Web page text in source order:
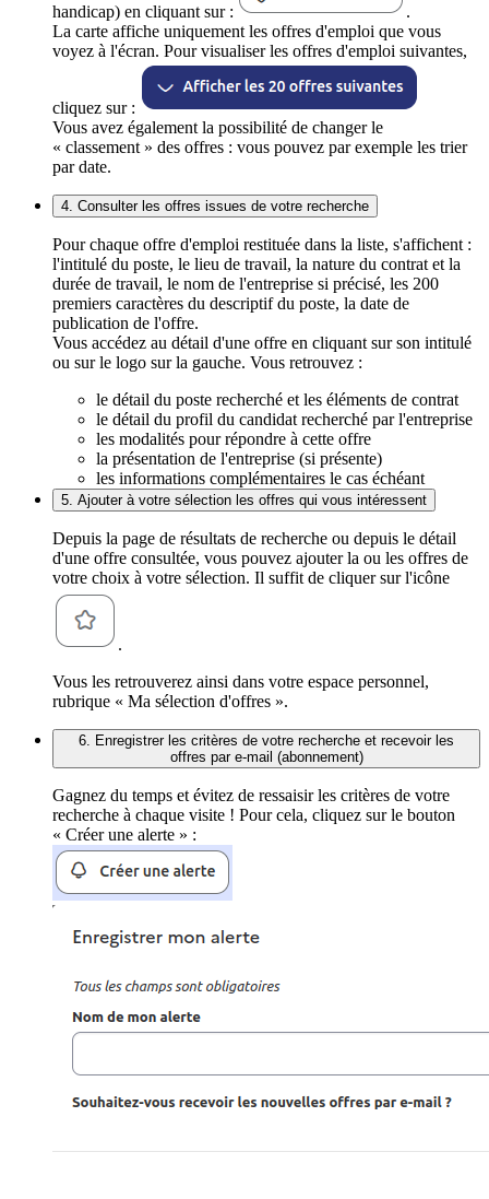
handicap) en cliquant sur :
.
La carte affiche uniquement les offres d'emploi que vous
voyez à l'écran. Pour visualiser les offres d'emploi suivantes,
cliquez sur :
Vous avez également la possibilité de changer le
« classement » des offres : vous pouvez par exemple les trier
par date.
4. Consulter les offres issues de votre recherche
Pour chaque offre d'emploi restituée dans la liste, s'affichent :
l'intitulé du poste, le lieu de travail, la nature du contrat et la
durée de travail, le nom de l'entreprise si précisé, les 200
premiers caractères du descriptif du poste, la date de
publication de l'offre.
Vous accédez au détail d'une offre en cliquant sur son intitulé
ou sur le logo sur la gauche. Vous retrouvez :
le détail du poste recherché et les éléments de contrat
le détail du profil du candidat recherché par l'entreprise
les modalités pour répondre à cette offre
la présentation de l'entreprise (si présente)
les informations complémentaires le cas échéant
5. Ajouter à votre sélection les offres qui vous intéressent
Depuis la page de résultats de recherche ou depuis le détail
d'une offre consultée, vous pouvez ajouter la ou les offres de
votre choix à votre sélection. Il suffit de cliquer sur l'icône
.
Vous les retrouverez ainsi dans votre espace personnel,
rubrique « Ma sélection d'offres ».
6. Enregistrer les critères de votre recherche et recevoir les
offres par e-mail (abonnement)
Gagnez du temps et évitez de ressaisir les critères de votre
recherche à chaque visite ! Pour cela, cliquez sur le bouton
« Créer une alerte » :